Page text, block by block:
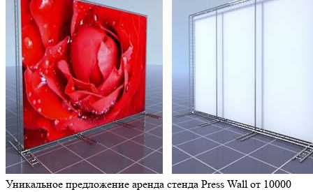
Уникальное предложение аренда стенда Press Wall от 10000